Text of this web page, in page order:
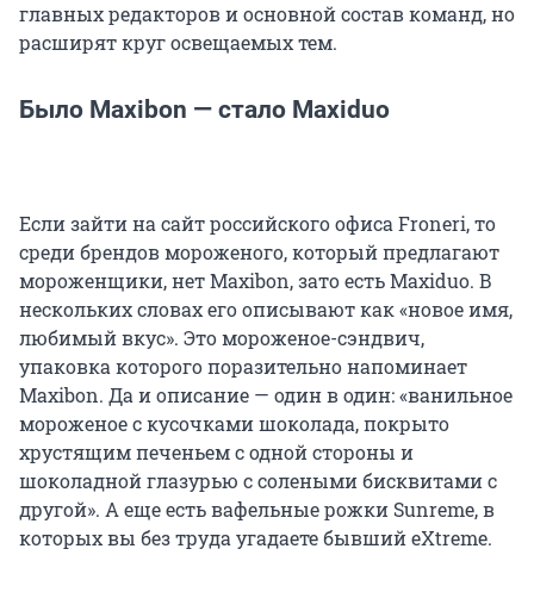
главных редакторов и основной состав команд, но
расширят круг освещаемых тем.
Было Maxibon — стало Maxiduo
Если зайти на сайт российского офиса Froneri, то
среди брендов мороженого, который предлагают
мороженщики, нет Maxibon, зато есть Maxiduo. В
нескольких словах его описывают как «новое имя,
любимый вкус». Это мороженое-сэндвич,
упаковка которого поразительно напоминает
Maxibon. Да и описание — один в один: «ванильное
мороженое с кусочками шоколада, покрыто
хрустящим печеньем с одной стороны и
шоколадной глазурью с солеными бисквитами с
другой». А еще есть вафельные рожки Sunreme, в
которых вы без труда угадаете бывший eXtreme.